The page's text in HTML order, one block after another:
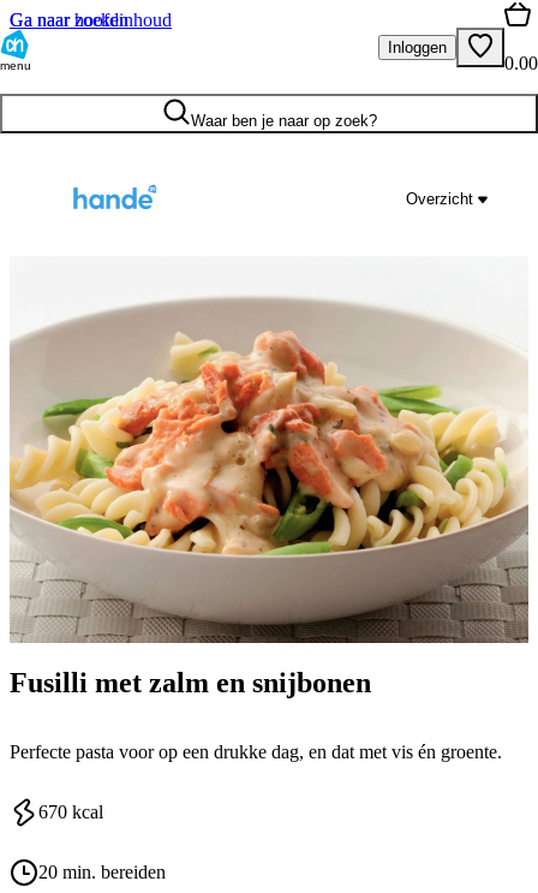
Ga naar hoofdinhoud
Ga naar zoeken
menu
Inloggen
0.00
Waar ben je naar op zoek?
Overzicht
Fusilli met zalm en snijbonen
Perfecte pasta voor op een drukke dag, en dat met vis én groente.
670 kcal
20 min. bereiden